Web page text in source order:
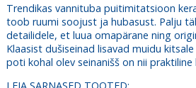
Trendikas vannituba puitimitatsioon
toob ruumi soojust ja hubasust. Palju
detailidele, et luua omapärane ning
Klaasist dušiseinad lisavad muidu
poti kohal olev seinanišš on nii praktiline